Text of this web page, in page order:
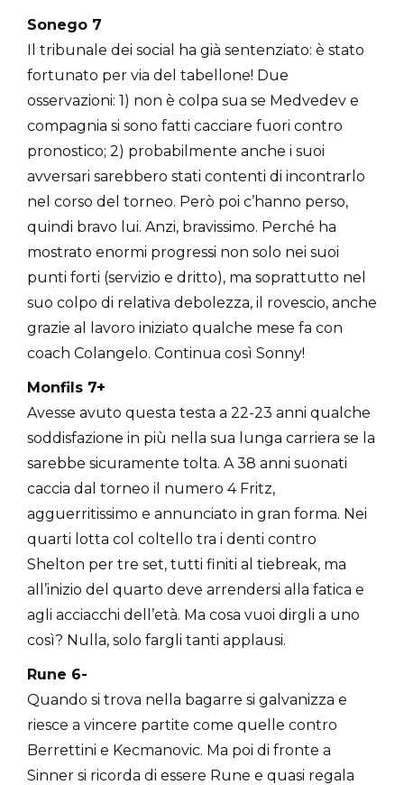
Sonego 7
Il tribunale dei social ha già sentenziato: è stato
fortunato per via del tabellone! Due
osservazioni: 1) non è colpa sua se Medvedev e
compagnia si sono fatti cacciare fuori contro
pronostico; 2) probabilmente anche i suoi
avversari sarebbero stati contenti di incontrarlo
nel corso del torneo. Però poi c’hanno perso,
quindi bravo lui. Anzi, bravissimo. Perché ha
mostrato enormi progressi non solo nei suoi
punti forti (servizio e dritto), ma soprattutto nel
suo colpo di relativa debolezza, il rovescio, anche
grazie al lavoro iniziato qualche mese fa con
coach Colangelo. Continua così Sonny!
Monfils 7+
Avesse avuto questa testa a 22-23 anni qualche
soddisfazione in più nella sua lunga carriera se la
sarebbe sicuramente tolta. A 38 anni suonati
caccia dal torneo il numero 4 Fritz,
agguerritissimo e annunciato in gran forma. Nei
quarti lotta col coltello tra i denti contro
Shelton per tre set, tutti finiti al tiebreak, ma
all’inizio del quarto deve arrendersi alla fatica e
agli acciacchi dell’età. Ma cosa vuoi dirgli a uno
così? Nulla, solo fargli tanti applausi.
Rune 6-
Quando si trova nella bagarre si galvanizza e
riesce a vincere partite come quelle contro
Berrettini e Kecmanovic. Ma poi di fronte a
Sinner si ricorda di essere Rune e quasi regala